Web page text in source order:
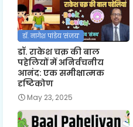
डॉ. नागेश पांडेय 'संजय'
डॉ. राकेश चक्र की बाल
पहेलियों में अनिर्वचनीय
आनंद: एक समीक्षात्मक
दृष्टिकोण
May 23, 2025